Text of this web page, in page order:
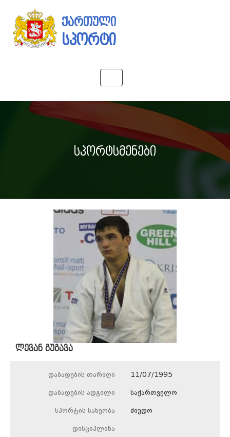
ქართული
სპორტი
navigation
სპორტსმენები
ლევან გუგავა
დაბადების თარიღი 11/07/1995
დაბადების ადგილი საქართველო
სპორტის სახეობა ძიუდო
დისციპლინა